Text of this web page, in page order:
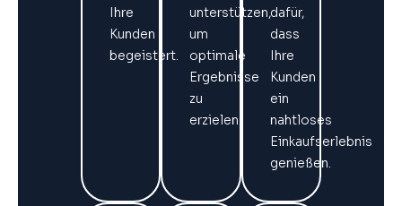
Ihre
Kunden
begeistert.
unterstützen,
um
optimale
Ergebnisse
zu
erzielen.
dafür,
dass
Ihre
Kunden
ein
nahtloses
Einkaufserlebnis
genießen.